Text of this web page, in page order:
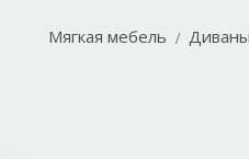
Мягкая мебель Диваны